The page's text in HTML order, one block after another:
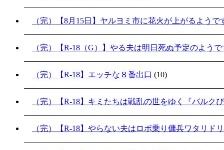
（完）【8月15日】ヤルヨミ市に花火が上がるよう
（完）【R-18（G）】やる夫は明日死ぬ予定のよう
（完）【R-18】エッチな８番出口 (10)
（完）【R-18】キミたちは戦乱の世をゆく『バルク
（完）【R-18】やらない夫はロボ乗り傭兵ワタリド